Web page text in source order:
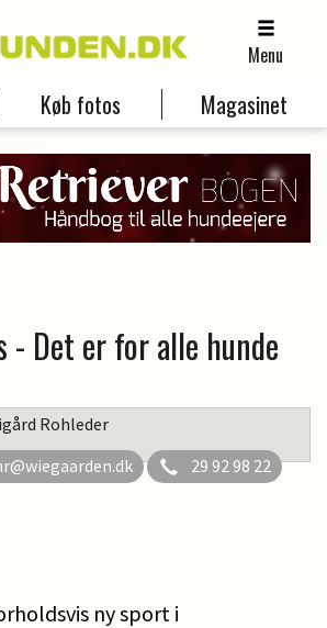
Menu
Køb fotos Magasinet
- Det er for alle hunde
Rohleder
29 92 98 22
ny sport i